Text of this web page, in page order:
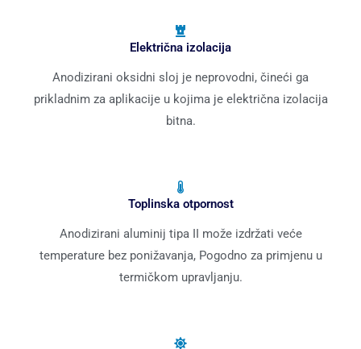
Električna izolacija
Anodizirani oksidni sloj je neprovodni, čineći ga
prikladnim za aplikacije u kojima je električna izolacija
bitna.
Toplinska otpornost
Anodizirani aluminij tipa II može izdržati veće
temperature bez ponižavanja, Pogodno za primjenu u
termičkom upravljanju.